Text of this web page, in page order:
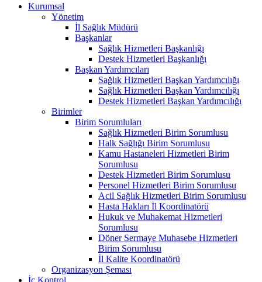
Kurumsal
Yönetim
İl Sağlık Müdürü
Başkanlar
Sağlık Hizmetleri Başkanlığı
Destek Hizmetleri Başkanlığı
Başkan Yardımcıları
Sağlık Hizmetleri Başkan Yardımcılığı
Sağlık Hizmetleri Başkan Yardımcılığı
Destek Hizmetleri Başkan Yardımcılığı
Birimler
Birim Sorumluları
Sağlık Hizmetleri Birim Sorumlusu
Halk Sağlığı Birim Sorumlusu
Kamu Hastaneleri Hizmetleri Birim
Sorumlusu
Destek Hizmetleri Birim Sorumlusu
Personel Hizmetleri Birim Sorumlusu
Acil Sağlık Hizmetleri Birim Sorumlusu
Hasta Hakları İl Koordinatörü
Hukuk ve Muhakemat Hizmetleri
Sorumlusu
Döner Sermaye Muhasebe Hizmetleri
Birim Sorumlusu
İl Kalite Koordinatörü
Organizasyon Şeması
İç Kontrol